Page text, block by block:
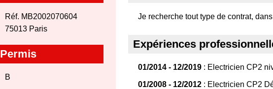
Réf. MB2002070604
75013 Paris
Permis
B
Je recherche tout type de contrat,
Expériences
01/2014 - 12/2019 : Electricien CP2
01/2008 - 12/2012 : Electricien CP2